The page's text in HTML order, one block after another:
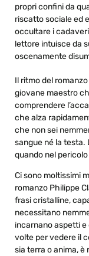
propri confini da
riscatto sociale ed
occultare i
lettore intuisce da
oscenamente
Il ritmo del
giovane maestro
comprendere
che alza
che non sei
sangue né la
quando nel
Ci sono moltissimi
romanzo Philippe
frasi cristalline,
necessitano
incarnano aspetti
volte per vedere il
sia terra o anima, è